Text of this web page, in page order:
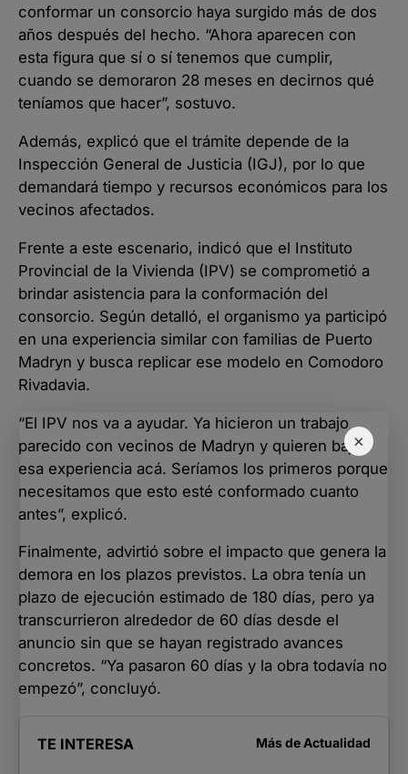
×
conformar un consorcio haya surgido más de dos
años después del hecho. “Ahora aparecen con
esta figura que sí o sí tenemos que cumplir,
cuando se demoraron 28 meses en decirnos qué
teníamos que hacer”, sostuvo.
Además, explicó que el trámite depende de la
Inspección General de Justicia (IGJ), por lo que
demandará tiempo y recursos económicos para los
vecinos afectados.
Frente a este escenario, indicó que el Instituto
Provincial de la Vivienda (IPV) se comprometió a
brindar asistencia para la conformación del
consorcio. Según detalló, el organismo ya participó
en una experiencia similar con familias de Puerto
Madryn y busca replicar ese modelo en Comodoro
Rivadavia.
“El IPV nos va a ayudar. Ya hicieron un trabajo
parecido con vecinos de Madryn y quieren bajar
esa experiencia acá. Seríamos los primeros porque
necesitamos que esto esté conformado cuanto
antes”, explicó.
Finalmente, advirtió sobre el impacto que genera la
demora en los plazos previstos. La obra tenía un
plazo de ejecución estimado de 180 días, pero ya
transcurrieron alrededor de 60 días desde el
anuncio sin que se hayan registrado avances
concretos. “Ya pasaron 60 días y la obra todavía no
empezó”, concluyó.
TE INTERESA Más de Actualidad